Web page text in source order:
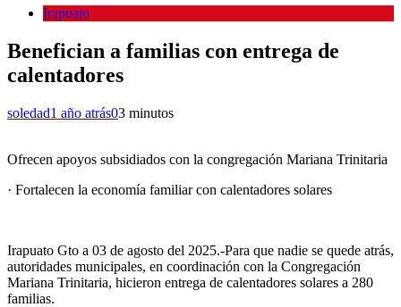
Irapuato
Benefician a familias con entrega de
calentadores
soledad1 año atrás03 minutos
Ofrecen apoyos subsidiados con la congregación Mariana Trinitaria
· Fortalecen la economía familiar con calentadores solares
Irapuato Gto a 03 de agosto del 2025.-Para que nadie se quede atrás,
autoridades municipales, en coordinación con la Congregación
Mariana Trinitaria, hicieron entrega de calentadores solares a 280
familias.